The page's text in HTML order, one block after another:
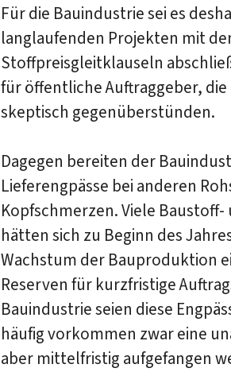
Für die Bauindustrie sei es
langlaufenden Projekten mit
Stoffpreisgleitklauseln
für öffentliche Auftraggeber,
skeptisch gegenüberstünden.
Dagegen bereiten der
Lieferengpässe bei anderen
Kopfschmerzen. Viele
hätten sich zu Beginn des
Wachstum der Bauproduktion
Reserven für kurzfristige
Bauindustrie seien diese
häufig vorkommen zwar eine
aber mittelfristig aufgefangen